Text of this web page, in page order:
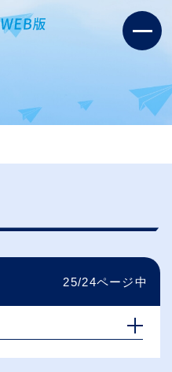
25/24ページ中